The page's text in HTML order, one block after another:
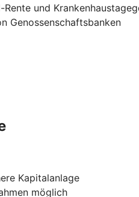
und
Genossenschaftsbanken
Kapitalanlage
möglich